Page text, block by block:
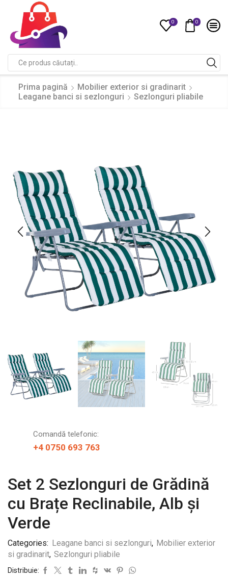
0 0
input
Prima pagină
Mobilier exterior si gradinarit
Leagane banci si sezlonguri
Sezlonguri pliabile
Comandă telefonic:
+4 0750 693 763
Set 2 Sezlonguri de Grădină
cu Brațe Reclinabile, Alb și
Verde
Categories: Leagane banci si sezlonguri, Mobilier exterior
si gradinarit, Sezlonguri pliabile
Distribuie: